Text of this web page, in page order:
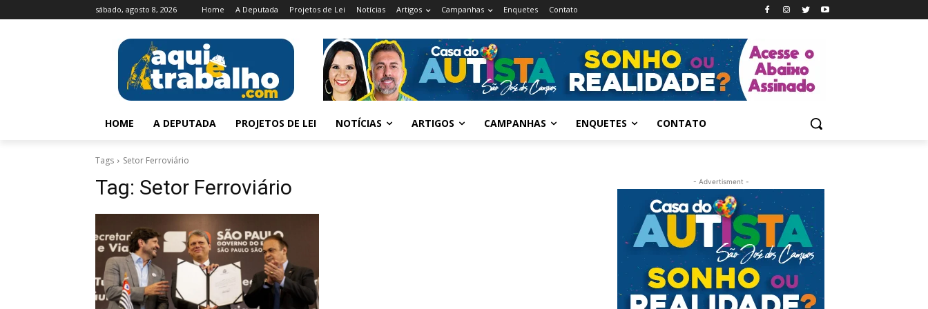
sábado, agosto 8, 2026 Home A Deputada Projetos de Lei Notícias Artigos Campanhas Enquetes Contato
HOME A DEPUTADA PROJETOS DE LEI NOTÍCIAS ARTIGOS CAMPANHAS ENQUETES CONTATO
Tags Setor Ferroviário
Tag: Setor Ferroviário - Advertisment -